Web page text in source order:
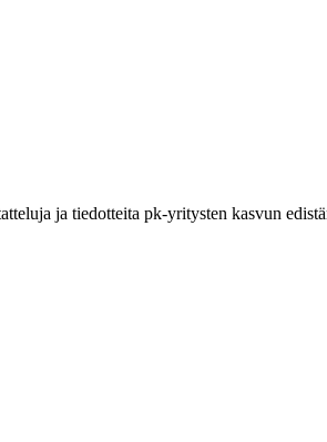
ja tiedotteita pk-yritysten kasvun